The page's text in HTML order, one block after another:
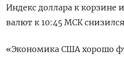
Индекс доллара к корзине
валют к 10:45 МСК
«Экономика США хорошо